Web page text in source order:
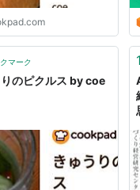
マーク
のピクルス by coe